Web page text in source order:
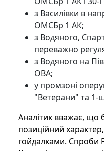
з Василівки в
ОМСБр 1 АК;
з Водяного,
переважно
з Водяного на
ОВА;
у промзоні
"Ветерани" та
Аналітик вважає, що
позиційний
гойдалками. Спроби